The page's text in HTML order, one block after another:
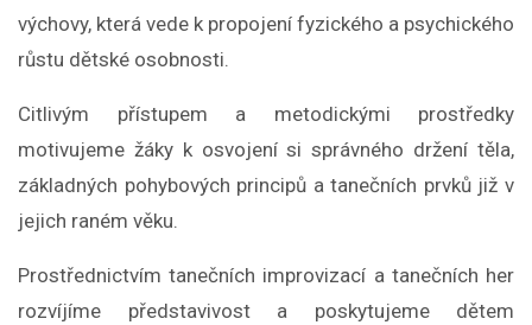
výchovy, která vede k propojení fyzického a psychického
růstu dětské osobnosti.
Citlivým přístupem a metodickými prostředky
motivujeme žáky k osvojení si správného držení těla,
základných pohybových principů a tanečních prvků již v
jejich raném věku.
Prostřednictvím tanečních improvizací a tanečních her
rozvíjíme představivost a poskytujeme dětem